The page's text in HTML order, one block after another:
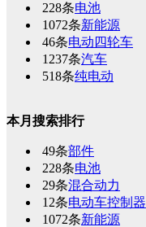
228条电池
1072条新能源
46条电动四轮车
1237条汽车
518条纯电动
本月搜索排行
49条部件
228条电池
29条混合动力
12条电动车控制器
1072条新能源